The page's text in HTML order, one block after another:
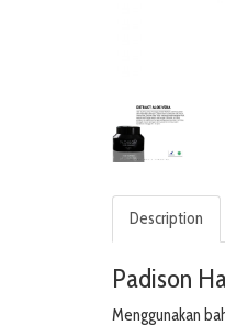
Description
Padison
Menggunakan